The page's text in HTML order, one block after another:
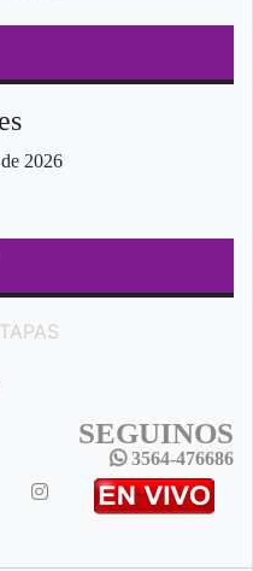
2026
SEGUINOS
3564-476686